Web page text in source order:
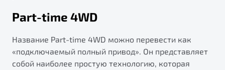
Part-time 4WD
Название Part-time 4WD можно перевести как
«подключаемый полный привод». Он представляет
собой наиболее простую технологию, которая